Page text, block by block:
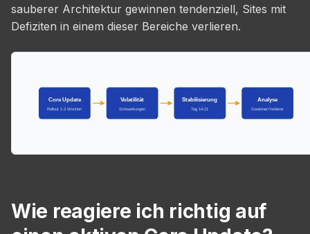
sauberer Architektur gewinnen tendenziell, Sites mit
Defiziten in einem dieser Bereiche verlieren.
Core Update
Rollout 1-3 Wochen
Volatilität
Schwankungen
Stabilisierung
Tag 14-21
Analyse
Gewinner/Verlierer
Wie reagiere ich richtig auf